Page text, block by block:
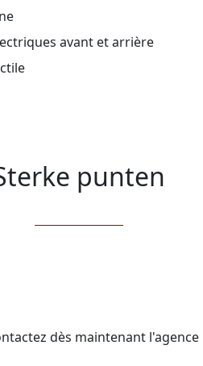
avant et arrière
punten
dès maintenant